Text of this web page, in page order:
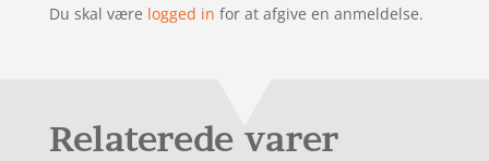
Du skal være logged in for at afgive en anmeldelse.
Relaterede varer